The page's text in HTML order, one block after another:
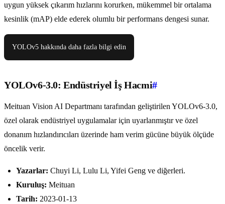
uygun yüksek çıkarım hızlarını korurken, mükemmel bir ortalama
kesinlik (mAP) elde ederek olumlu bir performans dengesi sunar.
YOLOv5 hakkında daha fazla bilgi edin
YOLOv6-3.0: Endüstriyel İş Hacmi#
Meituan Vision AI Departmanı tarafından geliştirilen YOLOv6-3.0,
özel olarak endüstriyel uygulamalar için uyarlanmıştır ve özel
donanım hızlandırıcıları üzerinde ham verim gücüne büyük ölçüde
öncelik verir.
Yazarlar: Chuyi Li, Lulu Li, Yifei Geng ve diğerleri.
Kuruluş: Meituan
Tarih: 2023-01-13